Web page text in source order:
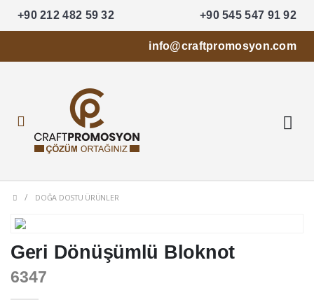
+90 212 482 59 32 +90 545 547 91 92
info@craftpromosyon.com
DOĞA DOSTU ÜRÜNLER
Geri Dönüşümlü Bloknot
6347